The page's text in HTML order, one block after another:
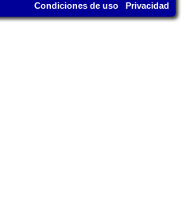
Condiciones de uso Privacidad